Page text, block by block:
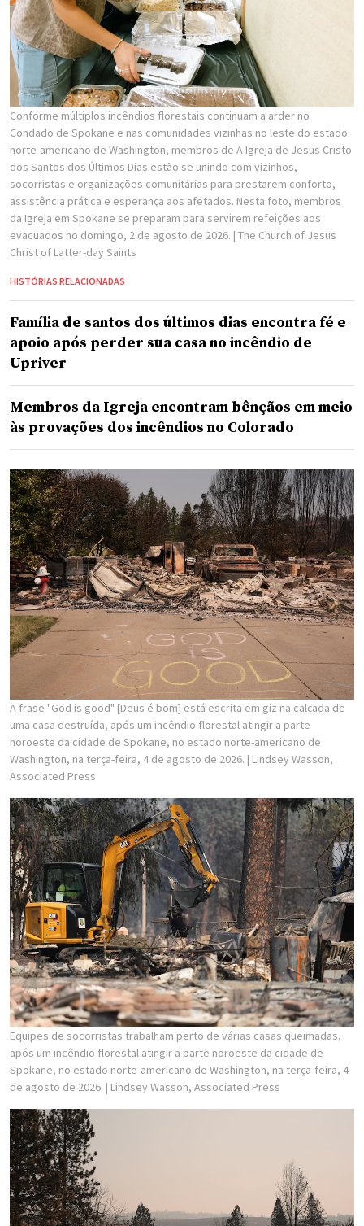
Conforme múltiplos incêndios florestais continuam a arder no
Condado de Spokane e nas comunidades vizinhas no leste do estado
norte-americano de Washington, membros de A Igreja de Jesus Cristo
dos Santos dos Últimos Dias estão se unindo com vizinhos,
socorristas e organizações comunitárias para prestarem conforto,
assistência prática e esperança aos afetados. Nesta foto, membros
da Igreja em Spokane se preparam para servirem refeições aos
evacuados no domingo, 2 de agosto de 2026. | The Church of Jesus
Christ of Latter-day Saints
HISTÓRIAS RELACIONADAS
Família de santos dos últimos dias encontra fé e
apoio após perder sua casa no incêndio de
Upriver
Membros da Igreja encontram bênçãos em meio
às provações dos incêndios no Colorado
A frase "God is good" [Deus é bom] está escrita em giz na calçada de
uma casa destruída, após um incêndio florestal atingir a parte
noroeste da cidade de Spokane, no estado norte-americano de
Washington, na terça-feira, 4 de agosto de 2026. | Lindsey Wasson,
Associated Press
Equipes de socorristas trabalham perto de várias casas queimadas,
após um incêndio florestal atingir a parte noroeste da cidade de
Spokane, no estado norte-americano de Washington, na terça-feira, 4
de agosto de 2026. | Lindsey Wasson, Associated Press